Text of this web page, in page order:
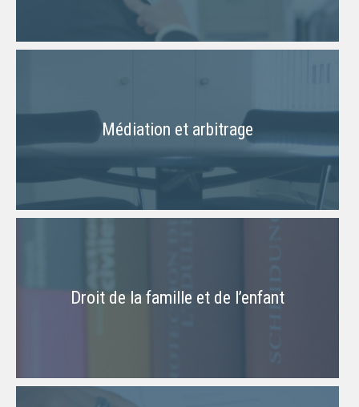
Médiation et arbitrage
Droit de la famille et de l’enfant